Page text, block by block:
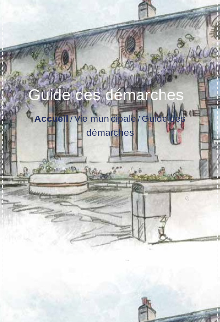
Guide des démarches
Accueil/Vie municipale/Guide des
démarches